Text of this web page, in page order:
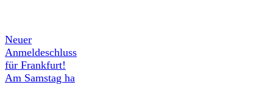
Neuer
Anmeldeschluss
für Frankfurt!
Am Samstag ha